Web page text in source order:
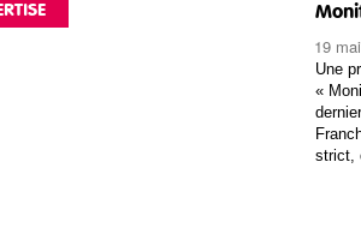
19
Une
«
strict,